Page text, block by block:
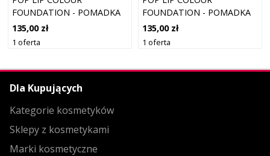
FOUNDATION - POMADKA
DO UST - EVEN BETTER
POP LIP 03 ROMANCED -
135,00 zł
1 oferta
FOUNDATION - POMADKA
DO UST - EVEN BETTER
POP LIP 22 NUZZLE - DLA
135,00 zł
1 oferta
Dla Kupujących
Kategorie kosmetyków
Sklepy z kosmetykami
Marki kosmetyczne